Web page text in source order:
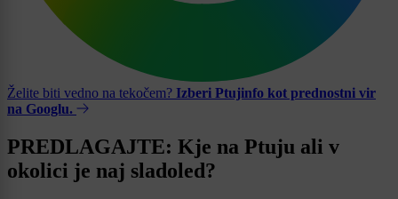
Želite biti vedno na tekočem? Izberi Ptujinfo kot prednostni vir
na Googlu.
PREDLAGAJTE: Kje na Ptuju ali v
okolici je naj sladoled?